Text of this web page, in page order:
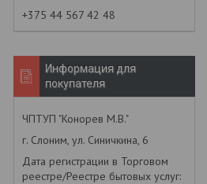
+375 44 567 42 48
Информация для
покупателя
ЧПТУП "Конорев М.В."
г. Слоним, ул. Синичкина, 6
Дата регистрации в Торговом
реестре/Реестре бытовых услуг: